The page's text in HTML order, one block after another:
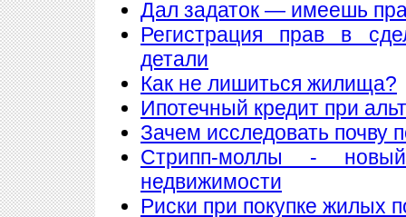
Дал задаток — имеешь
Регистрация прав в
детали
Как не лишиться жилища?
Ипотечный кредит при
Зачем исследовать почву
Стрипп-моллы -
недвижимости
Риски при покупке жилых